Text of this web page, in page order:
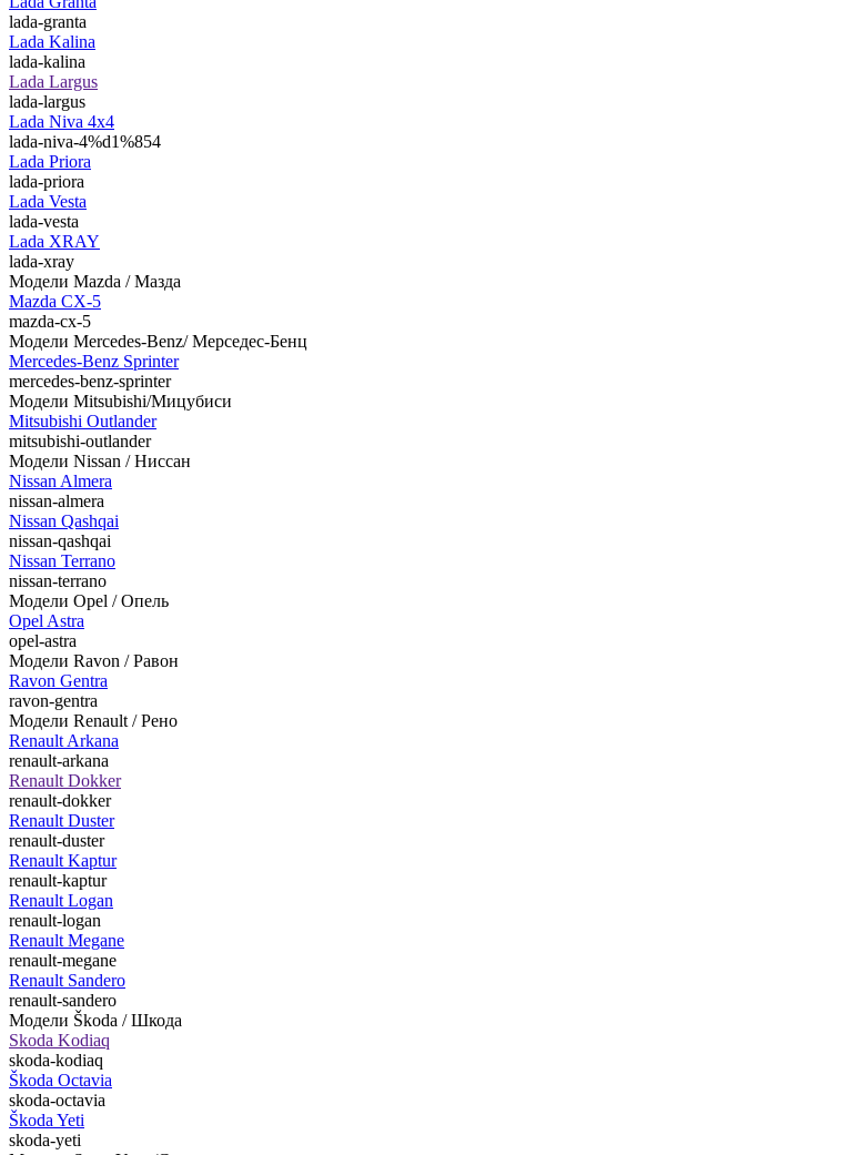
lada-granta
Lada Kalina
lada-kalina
Lada Largus
lada-largus
Lada Niva 4х4
lada-niva-4%d1%854
Lada Priora
lada-priora
Lada Vesta
lada-vesta
Lada XRAY
lada-xray
Модели Mazda / Мазда
Mazda CX-5
mazda-cx-5
Модели Mercedes-Benz/ Мерседес-Бенц
Mercedes-Benz Sprinter
mercedes-benz-sprinter
Модели Mitsubishi/Мицубиси
Mitsubishi Outlander
mitsubishi-outlander
Модели Nissan / Ниссан
Nissan Almera
nissan-almera
Nissan Qashqai
nissan-qashqai
Nissan Terrano
nissan-terrano
Модели Opel / Опель
Opel Astra
opel-astra
Модели Ravon / Равон
Ravon Gentra
ravon-gentra
Модели Renault / Рено
Renault Arkana
renault-arkana
Renault Dokker
renault-dokker
Renault Duster
renault-duster
Renault Kaptur
renault-kaptur
Renault Logan
renault-logan
Renault Megane
renault-megane
Renault Sandero
renault-sandero
Модели Škoda / Шкода
Skoda Kodiaq
skoda-kodiaq
Škoda Octavia
skoda-octavia
Škoda Yeti
skoda-yeti